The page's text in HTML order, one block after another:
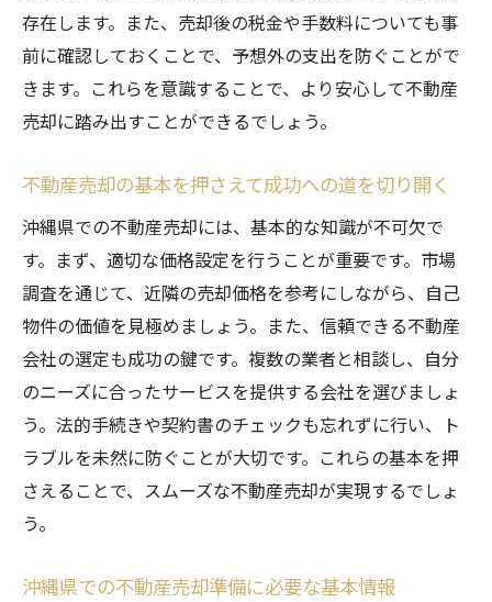
ント
安心取引のための不動産会社選定ガイド
適切な不動産会社との契約でリスクを回避
ト
沖縄県での安心な不動産取引のための心得
信頼性ある不動産会社が成功へのカギ
法的ガイドラインを詳述！沖縄県での不動産売
却の安心ステップ
沖縄県で不動産売却する際の法的手続き
安心して不動産を売却するための法的アド
バイス
法的ガイドライン遵守がもたらす売却の安
心
沖縄県での売却を支える法的サポート
存在します。また、売却後の税金や手数料についても事
前に確認しておくことで、予想外の支出を防ぐことがで
きます。これらを意識することで、より安心して不動産
売却に踏み出すことができるでしょう。
不動産売却の基本を押さえて成功への道を切り開く
沖縄県での不動産売却には、基本的な知識が不可欠で
す。まず、適切な価格設定を行うことが重要です。市場
調査を通じて、近隣の売却価格を参考にしながら、自己
物件の価値を見極めましょう。また、信頼できる不動産
会社の選定も成功の鍵です。複数の業者と相談し、自分
のニーズに合ったサービスを提供する会社を選びましょ
う。法的手続きや契約書のチェックも忘れずに行い、ト
ラブルを未然に防ぐことが大切です。これらの基本を押
さえることで、スムーズな不動産売却が実現するでしょ
う。
沖縄県での不動産売却準備に必要な基本情報